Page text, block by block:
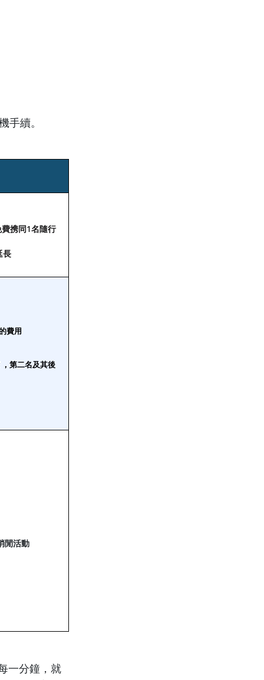
續。
携同1名隨行
長
費用
第二名及其後
閒活動
一分鐘，就